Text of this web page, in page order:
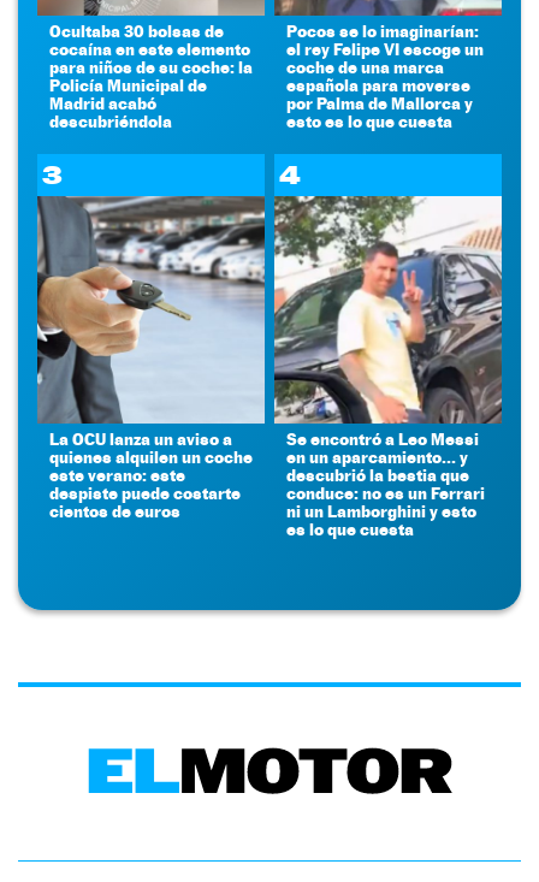
Ocultaba 30 bolsas de
cocaína en este elemento
para niños de su coche: la
Policía Municipal de
Madrid acabó
descubriéndola
Pocos se lo imaginarían:
el rey Felipe VI escoge un
coche de una marca
española para moverse
por Palma de Mallorca y
esto es lo que cuesta
3
La OCU lanza un aviso a
quienes alquilen un coche
este verano: este
despiste puede costarte
cientos de euros
4
Se encontró a Leo Messi
en un aparcamiento... y
descubrió la bestia que
conduce: no es un Ferrari
ni un Lamborghini y esto
es lo que cuesta